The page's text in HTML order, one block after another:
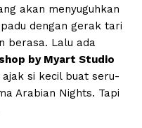
akan menyuguhkan
dengan gerak tari
berasa. Lalu ada
by Myart Studio
si kecil buat seru-
Arabian Nights. Tapi